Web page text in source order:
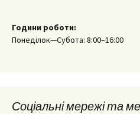
Години роботи:
Понеділок—Субота: 8:00–16:00
Соціальні мережі та